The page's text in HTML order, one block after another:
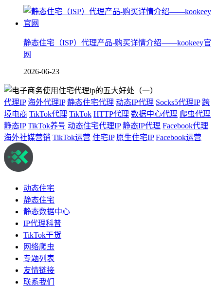
静态住宅（ISP）代理产品-购买详情介绍——kookeey官
网
2026-06-23
代理IP 海外代理IP 静态住宅代理 动态IP代理 Socks5代理IP 跨
境电商 TikTok代理 TikTok HTTP代理 数据中心代理 爬虫代理
静态IP TikTok养号 动态住宅代理IP 静态IP代理 Facebook代理
海外社媒营销 TikTok运营 住宅IP 原生住宅IP Facebook运营
动态住宅
静态住宅
静态数据中心
IP代理科普
TikTok干货
网络爬虫
专题列表
友情链接
联系我们